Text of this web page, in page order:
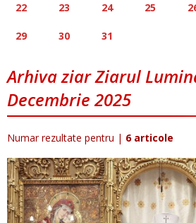
22 23 24 25
29 30 31
Arhiva ziar Ziarul
Decembrie 2025
Numar rezultate pentru | 6 articole